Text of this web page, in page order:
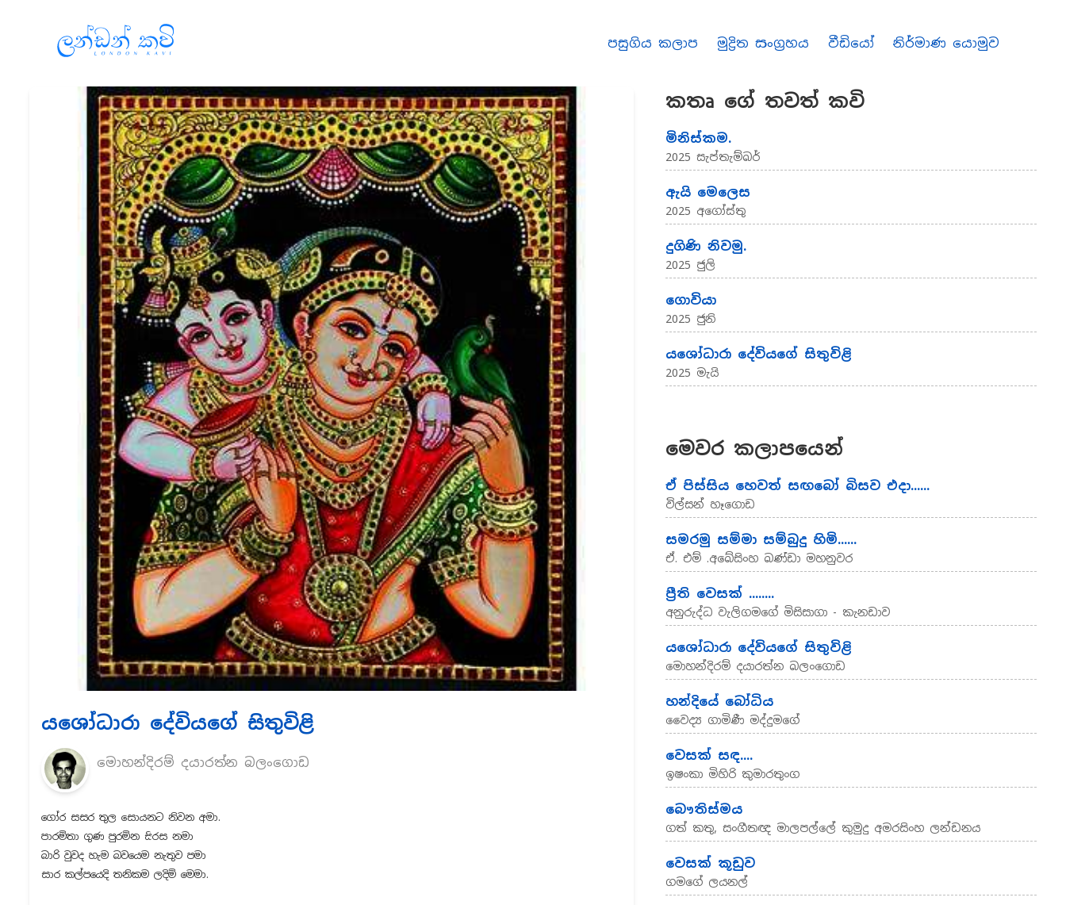
පසුගිය කලාප මුද්‍රිත සංග්‍රහය වීඩියෝ නිර්මාණ යොමුව
යශෝධාරා දේවියගේ සිතුවිළි
මොහන්දිරම් දයාරත්න බලංගොඩ
ගෝර සසර තුල සොයනට නිවන අමා.
පාරමිතා ගුණ පුරමින සිරස නමා
බාරි වුවද හැම බවයෙම නැතුව පමා
සාර කල්පයෙදි තනිකම ලදිමි මෙමා.
කතෘ ගේ තවත් කවි
මිනිස්කම.
2025 සැප්තැම්බර්
ඇයි මෙලෙස
2025 අගෝස්තු
දුගිණි නිවමු.
2025 ජුලි
ගොවියා
2025 ජුනි
යශෝධාරා දේවියගේ සිතුවිළි
2025 මැයි
මෙවර කලාපයෙන්
ඒ පිස්සිය හෙවත් සඟබෝ බිසව එදා......
විල්සන් හෑගොඩ
සමරමු සම්මා සම්බුදු හිමි......
ඒ. එම් .අබේසිංහ බණ්ඩා මහනුවර
ප්‍රීති වෙසක් ........
අනුරුද්ධ වැලිගමගේ මිසිසාගා - කැනඩාව
යශෝධාරා දේවියගේ සිතුවිළි
මොහන්දිරම් දයාරත්න බලංගොඩ
හන්දියේ බෝධිය
වෛද්‍ය ගාමිණී මද්දුමගේ
වෙසක් සඳ....
ඉෂංකා මිහිරි කුමාරතුංග
බෞතිස්මය
ගත් කතු, සංගීතඥ මාලපල්ලේ කුමුදු අමරසිංහ ලන්ඩනය
වෙසක් කූඩුව
ගමගේ ලයනල්